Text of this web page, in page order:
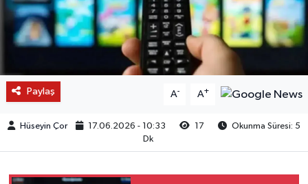
Paylaş A- A+
Hüseyin Çor 17.06.2026 - 10:33 17
Okunma Süresi: 5
Dk